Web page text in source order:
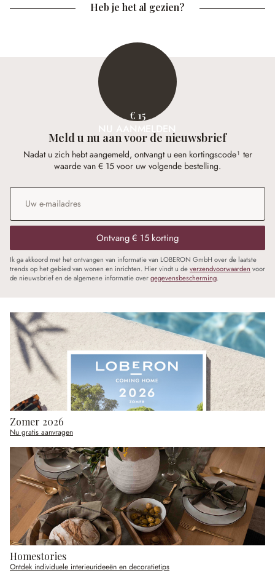
Heb je het al gezien?
€ 15
NU AANMELDEN
Meld u nu aan voor de nieuwsbrief
Nadat u zich hebt aangemeld, ontvangt u een kortingscode¹ ter
waarde van € 15 voor uw volgende bestelling.
E-mailadres
Ontvang € 15 korting
Ik ga akkoord met het ontvangen van informatie van LOBERON GmbH over de laatste
trends op het gebied van wonen en inrichten. Hier vindt u deverzendvoorwaarden voor
de nieuwsbrief en de algemene informatie overgegevensbescherming.
Zomer 2026
Nu gratis aanvragen
Homestories
Ontdek individuele interieurideeën en decoratietips